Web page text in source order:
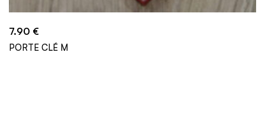
7.90 €
PORTE CLÉ M